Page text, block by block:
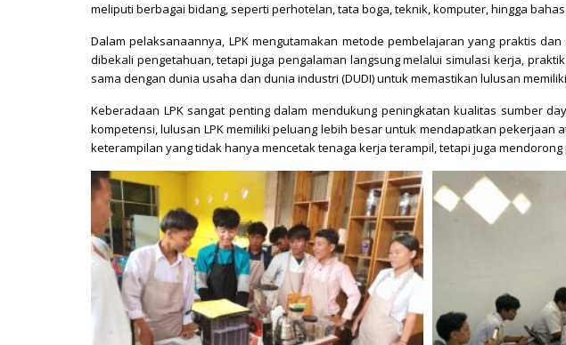
meliputi berbagai bidang, seperti perhotelan, tata boga, teknik, komputer, hingga
Dalam pelaksanaannya, LPK mengutamakan metode pembelajaran yang praktis
dibekali pengetahuan, tetapi juga pengalaman langsung melalui simulasi kerja,
sama dengan dunia usaha dan dunia industri (DUDI) untuk memastikan lulusan
Keberadaan LPK sangat penting dalam mendukung peningkatan kualitas sumber
kompetensi, lulusan LPK memiliki peluang lebih besar untuk mendapatkan
keterampilan yang tidak hanya mencetak tenaga kerja terampil, tetapi juga